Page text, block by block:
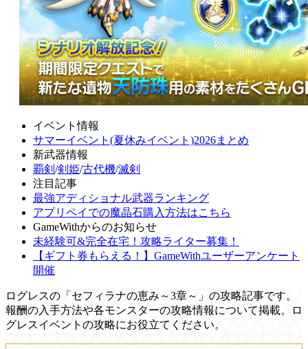
イベント情報
サマーイベント(夏休みイベント)2026まとめ
新武器情報
覇剣 /剣姫/古代機/滅剣
注目記事
最強アディショナル武器ランキング
アプリペイでの魔晶石購入方法はこちら
GameWithからのお知らせ
未経験可&完全在宅！攻略ライター募集！
【ギフト券もらえる！】GameWithユーザーアンケート
開催
ログレスの「セフィラナの恵み～3章～」の攻略記事です。
報酬の入手方法や各モンスターの攻略情報について掲載。ロ
グレスイベントの攻略にお役立てください。